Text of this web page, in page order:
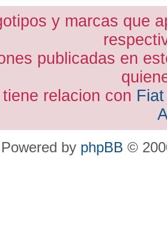
y marcas que
publicadas en
relacion con
Powered by phpBB ©